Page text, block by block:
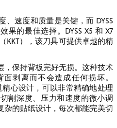
、速度和质量是关键，而 DYSS
果的最佳选择。DYSS X5 和 X7
KKT），该刀具可提供卓越的精
，保持背板完好无损。这种技术
剥离而不会造成任何损坏。
精心设计，可以非常精确地处理
割深度、压力和速度的微小调
杂的贴纸设计，每次都能完美切